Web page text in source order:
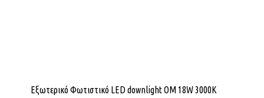
Εξωτερικό Φωτιστικό LED downlight OM 18W 3000K